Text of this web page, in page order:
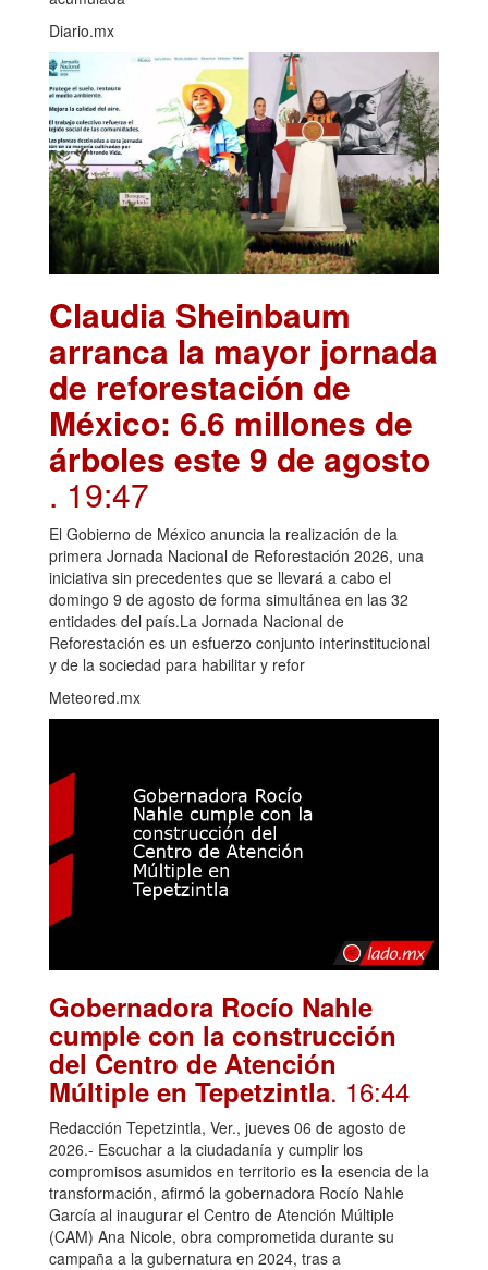
Diario.mx
Claudia Sheinbaum
arranca la mayor jornada
de reforestación de
México: 6.6 millones de
árboles este 9 de agosto
. 19:47
El Gobierno de México anuncia la realización de la
primera Jornada Nacional de Reforestación 2026, una
iniciativa sin precedentes que se llevará a cabo el
domingo 9 de agosto de forma simultánea en las 32
entidades del país.La Jornada Nacional de
Reforestación es un esfuerzo conjunto interinstitucional
y de la sociedad para habilitar y refor
Meteored.mx
Gobernadora Rocío Nahle
cumple con la construcción
del Centro de Atención
Múltiple en Tepetzintla. 16:44
Redacción Tepetzintla, Ver., jueves 06 de agosto de
2026.- Escuchar a la ciudadanía y cumplir los
compromisos asumidos en territorio es la esencia de la
transformación, afirmó la gobernadora Rocío Nahle
García al inaugurar el Centro de Atención Múltiple
(CAM) Ana Nicole, obra comprometida durante su
campaña a la gubernatura en 2024, tras a